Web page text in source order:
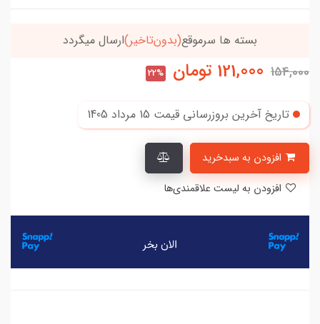
(بدون‌تاخیر)ارسال میگردد خریدتو به
154,000
121,000 تومان 22%
تاریخ آخرین بروزرسانی قیمت 15 مرداد 1405